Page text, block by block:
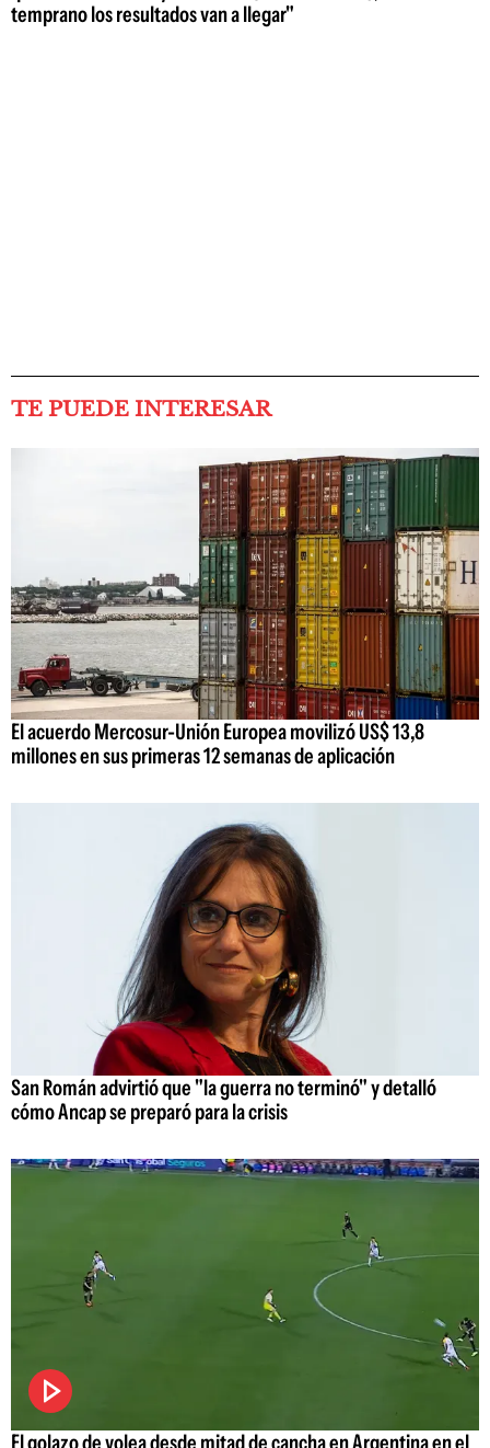
temprano los resultados van a llegar"
TE PUEDE INTERESAR
El acuerdo Mercosur-Unión Europea movilizó US$ 13,8
millones en sus primeras 12 semanas de aplicación
San Román advirtió que "la guerra no terminó" y detalló
cómo Ancap se preparó para la crisis
El golazo de volea desde mitad de cancha en Argentina en el